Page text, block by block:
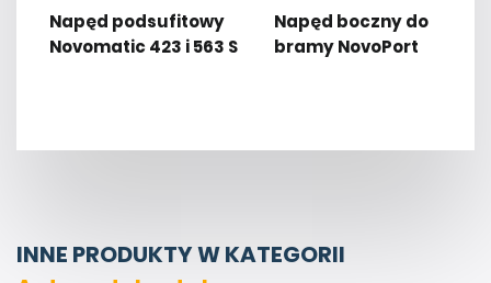
Napęd podsufitowy
Novomatic 423 i 563 S
Napęd boczny do
bramy NovoPort
INNE PRODUKTY W KATEGORII